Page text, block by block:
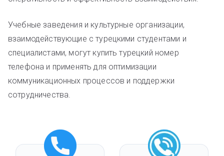
Учебные заведения и культурные организации,
взаимодействующие с турецкими студентами и
специалистами, могут купить турецкий номер
телефона и применять для оптимизации
коммуникационных процессов и поддержки
сотрудничества.